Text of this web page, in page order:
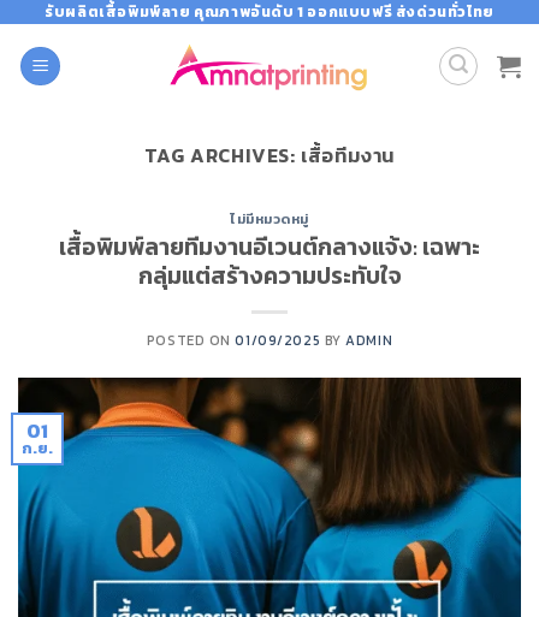
content
รับผลิตเสื้อพิมพ์ลาย คุณภาพอันดับ 1 ออกแบบฟรี ส่งด่วนทั่วไทย
TAG ARCHIVES: เสื้อทีมงาน
ไม่มีหมวดหมู่
เสื้อพิมพ์ลายทีมงานอีเวนต์กลางแจ้ง: เฉพาะ
กลุ่มแต่สร้างความประทับใจ
POSTED ON01/09/2025 BYADMIN
01
ก.ย.